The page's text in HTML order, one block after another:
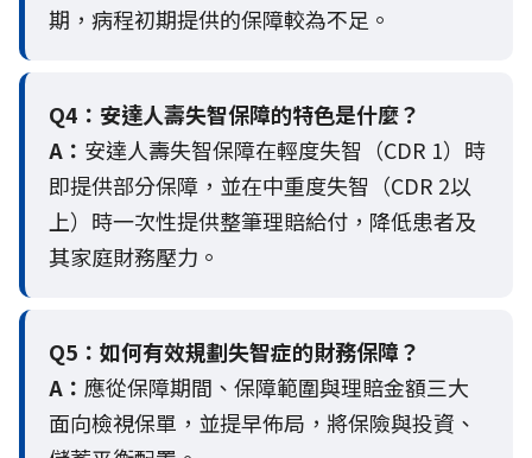
期，病程初期提供的保障較為不足。
Q4： 安達人壽失智保障的特色是什麼？
A： 安達人壽失智保障在輕度失智（CDR 1）時
即提供部分保障，並在中重度失智（CDR 2以
上）時一次性提供整筆理賠給付，降低患者及
其家庭財務壓力。
Q5： 如何有效規劃失智症的財務保障？
A： 應從保障期間、保障範圍與理賠金額三大
面向檢視保單，並提早佈局，將保險與投資、